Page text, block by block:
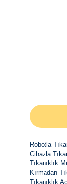
Robotla
Cihazla
Tıkanıklık
Kırmadan
Tıkanıklık